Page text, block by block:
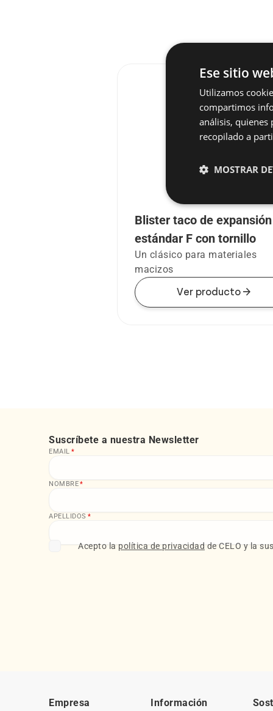
Blister taco de expansión
estándar F con tornillo
Un clásico para materiales
macizos
Ver productoarrow_forward
Suscríbete a nuestra Newsletter
EMAIL *
NOMBRE*
APELLIDOS *
Acepto la política de privacidad de CELO y la
Empresa Información
Ese sitio
Utilizamos
compartimos
análisis,
recopilado a
MOSTRAR